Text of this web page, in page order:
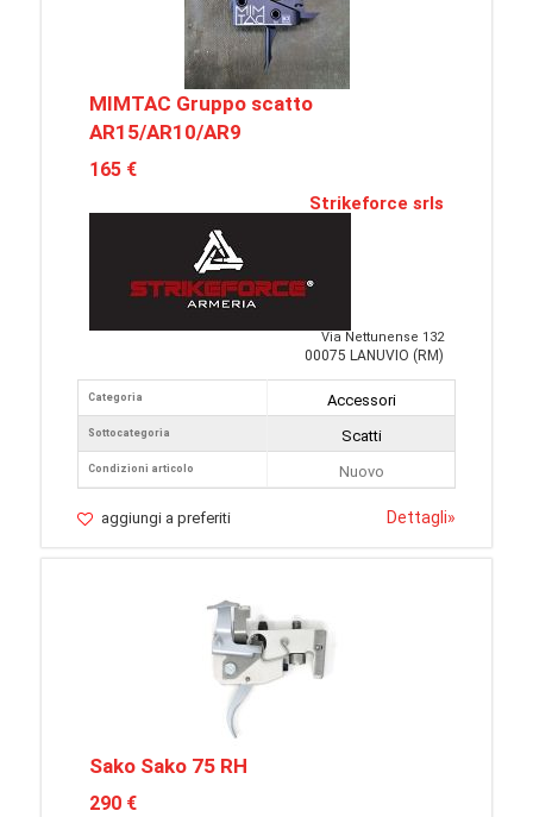
MIMTAC Gruppo scatto
AR15/AR10/AR9
165 €
Strikeforce srls
Via Nettunense 132
00075 LANUVIO (RM)
Categoria
Sottocategoria
Condizioni articolo
Accessori
Scatti
Nuovo
aggiungi a preferiti Dettagli»
Sako Sako 75 RH
290 €